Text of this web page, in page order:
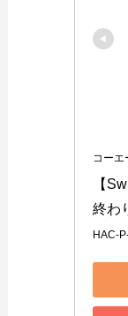
コーエ
【
終わ
HAC-